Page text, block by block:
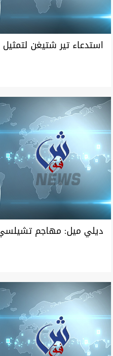
استدعاء تير شتيغن لتمثيل
ديلي ميل: مهاجم تشيلسي